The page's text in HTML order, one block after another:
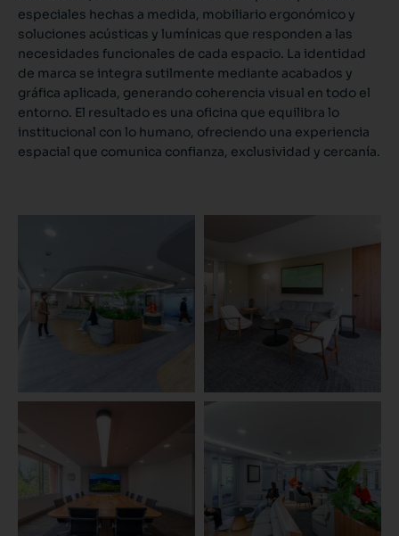
especiales hechas a medida, mobiliario ergonómico y
soluciones acústicas y lumínicas que responden a las
necesidades funcionales de cada espacio. La identidad
de marca se integra sutilmente mediante acabados y
gráfica aplicada, generando coherencia visual en todo el
entorno. El resultado es una oficina que equilibra lo
institucional con lo humano, ofreciendo una experiencia
espacial que comunica confianza, exclusividad y cercanía.